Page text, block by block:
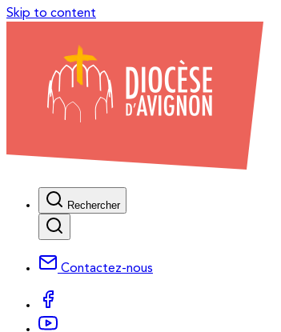
Skip to content
Rechercher
Contactez-nous